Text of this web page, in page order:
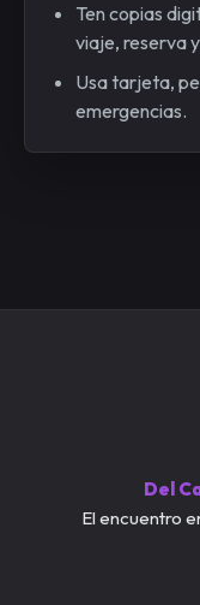
Ten copias
viaje, reserva
Usa tarjeta,
emergencias.
Del
El encuentro